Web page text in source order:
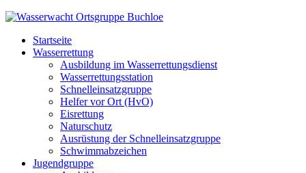
Startseite
Wasserrettung
Ausbildung im Wasserrettungsdienst
Wasserrettungsstation
Schnelleinsatzgruppe
Helfer vor Ort (HvO)
Eisrettung
Naturschutz
Ausrüstung der Schnelleinsatzgruppe
Schwimmabzeichen
Jugendgruppe